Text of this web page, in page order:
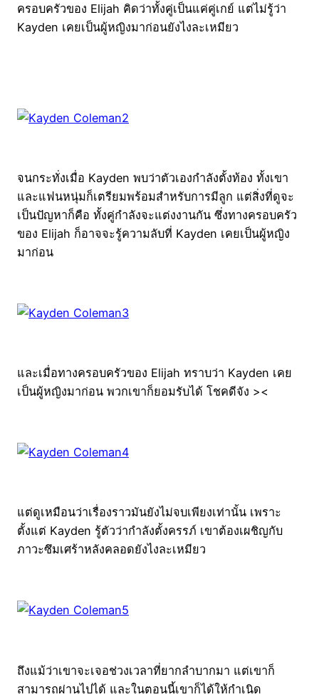
ครอบครัวของ Elijah คิดว่าทั้งคู่เป็นแค่คู่เกย์ แต่ไม่รู้ว่า
Kayden เคยเป็นผู้หญิงมาก่อนยังไงละเหมียว
จนกระทั่งเมื่อ Kayden พบว่าตัวเองกำลังตั้งท้อง ทั้งเขา
และแฟนหนุ่มก็เตรียมพร้อมสำหรับการมีลูก แต่สิ่งที่ดูจะ
เป็นปัญหาก็คือ ทั้งคู่กำลังจะแต่งงานกัน ซึ่งทางครอบครัว
ของ Elijah ก็อาจจะรู้ความลับที่ Kayden เคยเป็นผู้หญิง
มาก่อน
และเมื่อทางครอบครัวของ Elijah ทราบว่า Kayden เคย
เป็นผู้หญิงมาก่อน พวกเขาก็ยอมรับได้ โชคดีจัง ><
แต่ดูเหมือนว่าเรื่องราวมันยังไม่จบเพียงเท่านั้น เพราะ
ตั้งแต่ Kayden รู้ตัวว่ากำลังตั้งครรภ์ เขาต้องเผชิญกับ
ภาวะซึมเศร้าหลังคลอดยังไงละเหมียว
ถึงแม้ว่าเขาจะเจอช่วงเวลาที่ยากลำบากมา แต่เขาก็
สามารถผ่านไปได้ และในตอนนี้เขาก็ได้ให้กำเนิด